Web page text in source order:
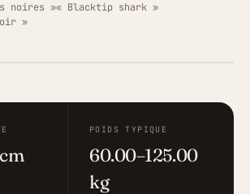
noires »« Blacktip shark »
»
POIDS TYPIQUE
60.00–125.00
kg